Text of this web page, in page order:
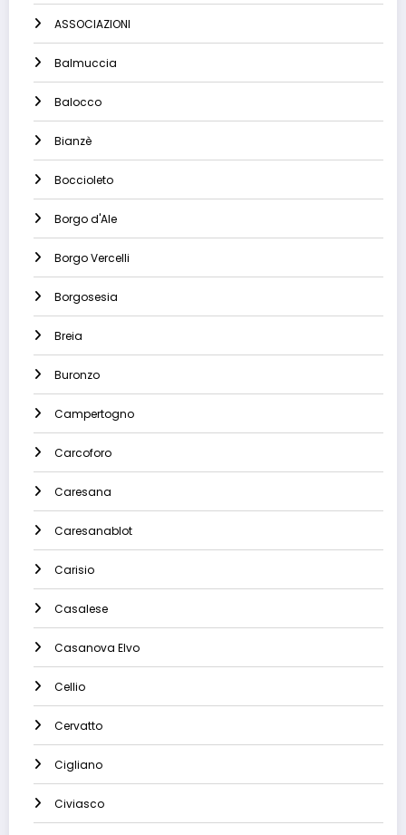
ASSOCIAZIONI
Balmuccia
Balocco
Bianzè
Boccioleto
Borgo d'Ale
Borgo Vercelli
Borgosesia
Breia
Buronzo
Campertogno
Carcoforo
Caresana
Caresanablot
Carisio
Casalese
Casanova Elvo
Cellio
Cervatto
Cigliano
Civiasco